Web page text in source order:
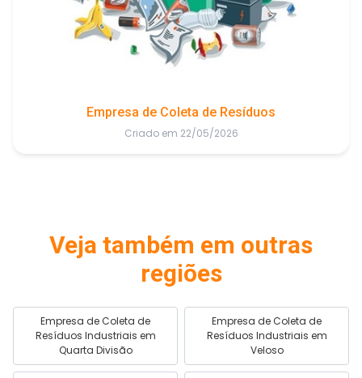
Empresa de Coleta de Resíduos
Criado em 22/05/2026
Veja também em outras
regiões
Empresa de Coleta de
Resíduos Industriais em
Quarta Divisão
Empresa de Coleta de
Resíduos Industriais em
Veloso